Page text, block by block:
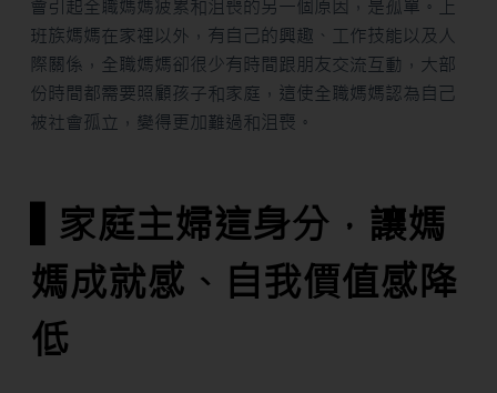
會引起全職媽媽疲累和沮喪的另一個原因，是孤單。上
班族媽媽在家裡以外，有自己的興趣、工作技能以及人
際關係，全職媽媽卻很少有時間跟朋友交流互動，大部
份時間都需要照顧孩子和家庭，這使全職媽媽認為自己
被社會孤立，變得更加難過和沮喪。
▌家庭主婦這身分，讓媽
媽成就感、自我價值感降
低